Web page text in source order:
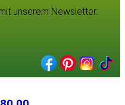
unserem Newsletter: